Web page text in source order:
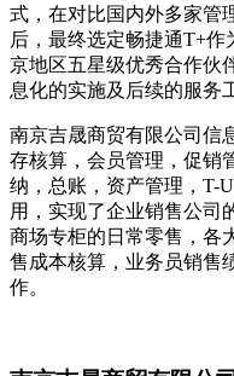
式，在对比国内外多家管
后，最终选定畅捷通T+
京地区五星级优秀合作伙
息化的实施及后续的服务
南京吉晟商贸有限公司信
存核算，会员管理，促销
纳，总账，资产管理，T-
用，实现了企业销售公司
商场专柜的日常零售，各
售成本核算，业务员销售
作。